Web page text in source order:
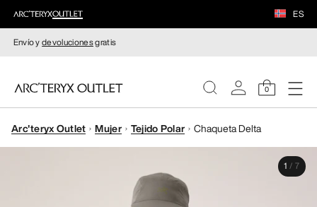
ES
Envío ydevolucionesgratis
0
MUJERE
Arc'teryx Outlet Mujer Tejido Polar Chaqueta Delta
1 / 7